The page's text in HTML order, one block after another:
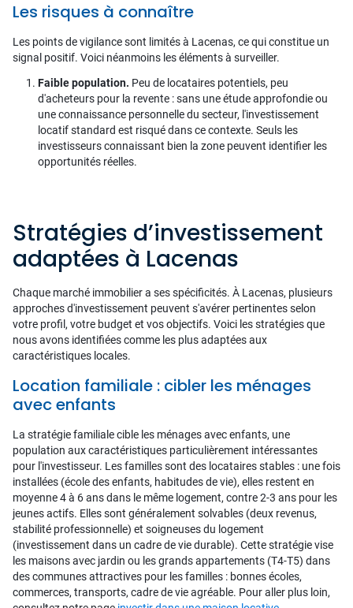
Les risques à connaître
Les points de vigilance sont limités à Lacenas, ce qui constitue un
signal positif. Voici néanmoins les éléments à surveiller.
Faible population. Peu de locataires potentiels, peu
d'acheteurs pour la revente : sans une étude approfondie ou
une connaissance personnelle du secteur, l'investissement
locatif standard est risqué dans ce contexte. Seuls les
investisseurs connaissant bien la zone peuvent identifier les
opportunités réelles.
Stratégies d’investissement
adaptées à Lacenas
Chaque marché immobilier a ses spécificités. À Lacenas, plusieurs
approches d'investissement peuvent s'avérer pertinentes selon
votre profil, votre budget et vos objectifs. Voici les stratégies que
nous avons identifiées comme les plus adaptées aux
caractéristiques locales.
Location familiale : cibler les ménages
avec enfants
La stratégie familiale cible les ménages avec enfants, une
population aux caractéristiques particulièrement intéressantes
pour l'investisseur. Les familles sont des locataires stables : une fois
installées (école des enfants, habitudes de vie), elles restent en
moyenne 4 à 6 ans dans le même logement, contre 2-3 ans pour les
jeunes actifs. Elles sont généralement solvables (deux revenus,
stabilité professionnelle) et soigneuses du logement
(investissement dans un cadre de vie durable). Cette stratégie vise
les maisons avec jardin ou les grands appartements (T4-T5) dans
des communes attractives pour les familles : bonnes écoles,
commerces, transports, cadre de vie agréable. Pour aller plus loin,